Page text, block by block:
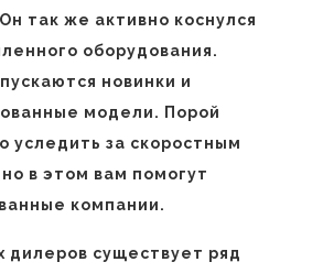
так же активно коснулся
оборудования.
новинки и
модели. Порой
уследить за скоростным
в этом вам помогут
компании.
дилеров существует ряд